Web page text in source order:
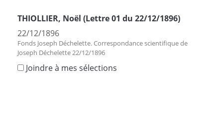
THIOLLIER, Noël (Lettre 01 du 22/12/1896)
22/12/1896
Fonds Joseph Déchelette. Correspondance scientifique de
Joseph Déchelette 22/12/1896
Joindre à mes sélections